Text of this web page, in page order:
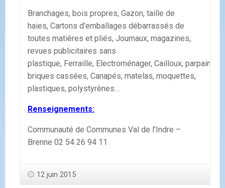
Branchages, bois propres, Gazon, taille de
haies, Cartons d’emballages débarrassés de
toutes matières et pliés, Journaux, magazines,
revues publicitaires sans
plastique, Ferraille, Electroménager, Cailloux, parpaings,
briques cassées, Canapés, matelas, moquettes,
plastiques, polystyrènes…
Renseignements:
Communauté de Communes Val de l’Indre –
Brenne 02 54 26 94 11
12 juin 2015